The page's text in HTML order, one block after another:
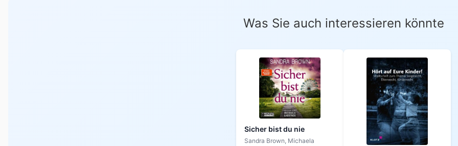
Was Sie auch interessieren könnte
Sicher bist du nie
Sandra Brown, Michaela